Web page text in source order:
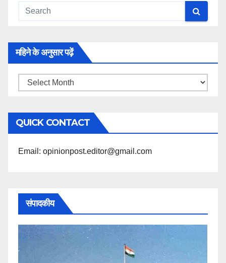
महिने के अनुसार पढ़ें
महिने
अनुसार
पढ़ें
QUICK CONTACT
Email: opinionpost.editor@gmail.com
संपादकीय